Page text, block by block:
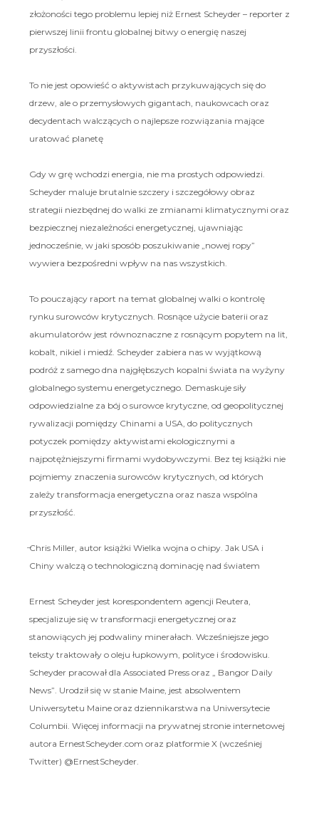
złożoności tego problemu lepiej niż Ernest Scheyder – reporter z
pierwszej linii frontu globalnej bitwy o energię naszej
przyszłości.
To nie jest opowieść o aktywistach przykuwających się do
drzew, ale o przemysłowych gigantach, naukowcach oraz
decydentach walczących o najlepsze rozwiązania mające
uratować planetę
Gdy w grę wchodzi energia, nie ma prostych odpowiedzi.
Scheyder maluje brutalnie szczery i szczegółowy obraz
strategii niezbędnej do walki ze zmianami klimatycznymi oraz
bezpiecznej niezależności energetycznej, ujawniając
jednocześnie, w jaki sposób poszukiwanie „nowej ropy”
wywiera bezpośredni wpływ na nas wszystkich.
To pouczający raport na temat globalnej walki o kontrolę
rynku surowców krytycznych. Rosnące użycie baterii oraz
akumulatorów jest równoznaczne z rosnącym popytem na lit,
kobalt, nikiel i miedź. Scheyder zabiera nas w wyjątkową
podróż z samego dna najgłębszych kopalni świata na wyżyny
globalnego systemu energetycznego. Demaskuje siły
odpowiedzialne za bój o surowce krytyczne, od geopolitycznej
rywalizacji pomiędzy Chinami a USA, do politycznych
potyczek pomiędzy aktywistami ekologicznymi a
najpotężniejszymi firmami wydobywczymi. Bez tej książki nie
pojmiemy znaczenia surowców krytycznych, od których
zależy transformacja energetyczna oraz nasza wspólna
przyszłość.
̶Chris Miller, autor książki Wielka wojna o chipy. Jak USA i
Chiny walczą o technologiczną dominację nad światem
Ernest Scheyder jest korespondentem agencji Reutera,
specjalizuje się w transformacji energetycznej oraz
stanowiących jej podwaliny minerałach. Wcześniejsze jego
teksty traktowały o oleju łupkowym, polityce i środowisku.
Scheyder pracował dla Associated Press oraz „ Bangor Daily
News”. Urodził się w stanie Maine, jest absolwentem
Uniwersytetu Maine oraz dziennikarstwa na Uniwersytecie
Columbii. Więcej informacji na prywatnej stronie internetowej
autora ErnestScheyder.com oraz platformie X (wcześniej
Twitter) @ErnestScheyder.